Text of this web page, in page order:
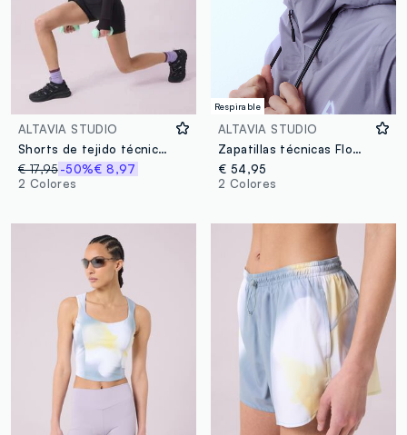
ALTAVIA STUDIO
Shorts de tejido técnico elástico ALTAVIA STUDIO
€ 17,95-50%€ 8,97
2 Colores
Respirable
ALTAVIA STUDIO
Zapatillas técnicas Flow-LT ALTAVIA STUDIO
€ 54,95
2 Colores